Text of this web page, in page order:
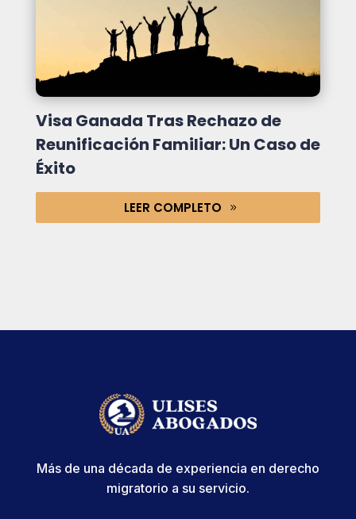
Visa Ganada Tras Rechazo de
Reunificación Familiar: Un Caso de
Éxito
LEER COMPLETO
Más de una década de experiencia en derecho
migratorio a su servicio.